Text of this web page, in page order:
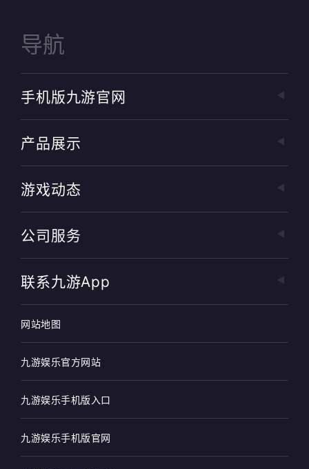
导航
手机版九游官网
产品展示
游戏动态
公司服务
联系九游app
网站地图
九游娱乐官方网站
九游娱乐手机版入口
九游娱乐手机版官网